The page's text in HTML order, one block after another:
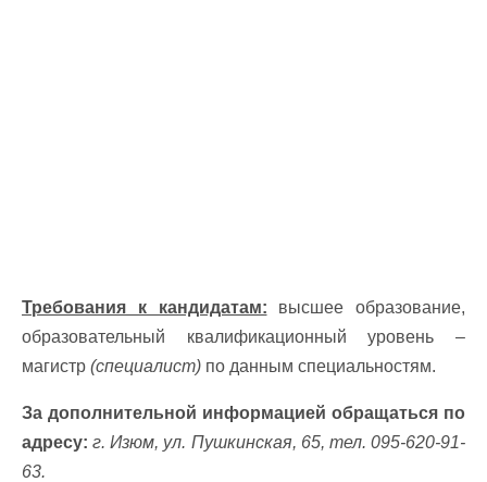
Требования к кандидатам: высшее образование,
образовательный квалификационный уровень –
магистр (специалист) по данным специальностям.
За дополнительной информацией обращаться по
адресу: г. Изюм, ул. Пушкинская, 65, тел. 095-620-91-
63.